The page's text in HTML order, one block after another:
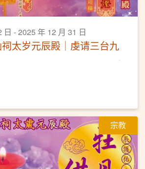
日 - 2025 年 12 月 31 日
太岁元辰殿｜虔请三台九
宗教